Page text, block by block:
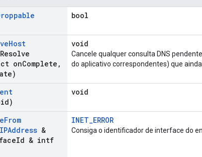
bool
Host
onComplete ,
void
Cancele qualquer consulta DNS
do aplicativo correspondentes) que
void
From
IPAddress &
Id & intf
INET_ERROR
Consiga o identificador de interface do